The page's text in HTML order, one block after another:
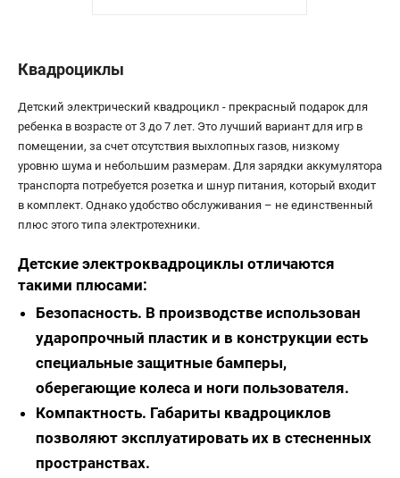
Квадроциклы
Детский электрический квадроцикл - прекрасный подарок для
ребенка в возрасте от 3 до 7 лет. Это лучший вариант для игр в
помещении, за счет отсутствия выхлопных газов, низкому
уровню шума и небольшим размерам. Для зарядки аккумулятора
транспорта потребуется розетка и шнур питания, который входит
в комплект. Однако удобство обслуживания – не единственный
плюс этого типа электротехники.
Детские электроквадроциклы отличаются
такими плюсами:
Безопасность. В производстве использован
ударопрочный пластик и в конструкции есть
специальные защитные бамперы,
оберегающие колеса и ноги пользователя.
Компактность. Габариты квадроциклов
позволяют эксплуатировать их в стесненных
пространствах.